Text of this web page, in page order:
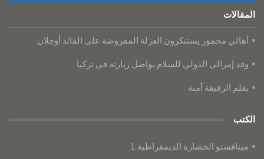
المقالات
أهالي مخمور يستنكرون العزلة المفروضة على القائد أوجلان
وفد إمرالي الدولي للسلام يواصل زيارته في تركيا
بقلم الرفيقة آمنة
الكتب
مينافستو الحضارة الديمقراطية 1